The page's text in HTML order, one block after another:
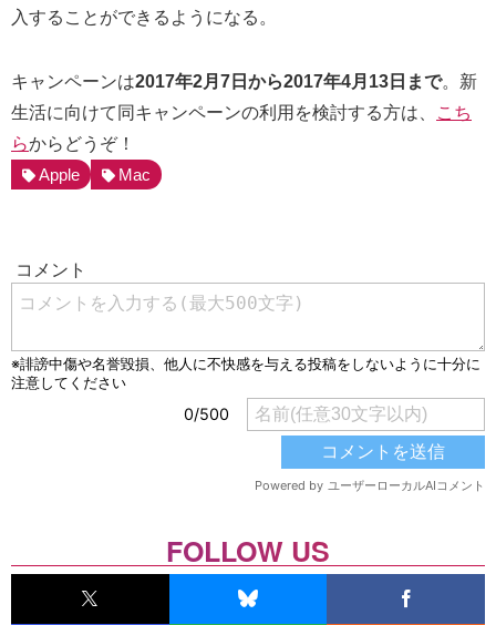
入することができるようになる。
キャンペーンは2017年2月7日から2017年4月13日まで。新
生活に向けて同キャンペーンの利用を検討する方は、
こち
らからどうぞ！
Apple
Mac
FOLLOW US